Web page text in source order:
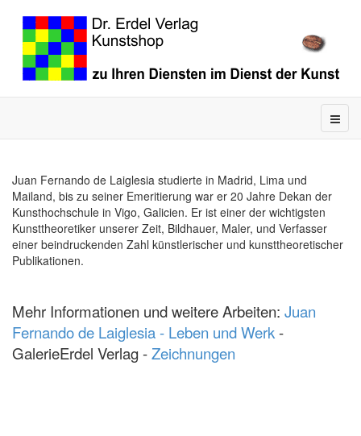
Juan Fernando de Laiglesia studierte in Madrid, Lima und
Mailand, bis zu seiner Emeritierung war er 20 Jahre Dekan der
Kunsthochschule in Vigo, Galicien. Er ist einer der wichtigsten
Kunsttheoretiker unserer Zeit, Bildhauer, Maler, und Verfasser
einer beindruckenden Zahl künstlerischer und kunsttheoretischer
Publikationen.
Mehr Informationen und weitere Arbeiten: Juan
Fernando de Laiglesia - Leben und Werk-
GalerieErdel Verlag -Zeichnungen